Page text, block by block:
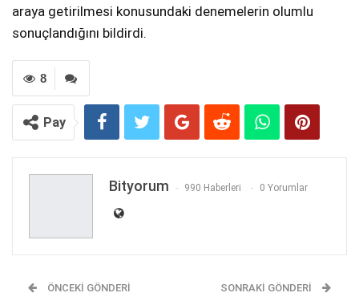
araya getirilmesi konusundaki denemelerin olumlu
sonuçlandığını bildirdi.
8
Pay
Bityorum 990 Haberleri 0 Yorumlar
ÖNCEKI GÖNDERI SONRAKI GÖNDERI